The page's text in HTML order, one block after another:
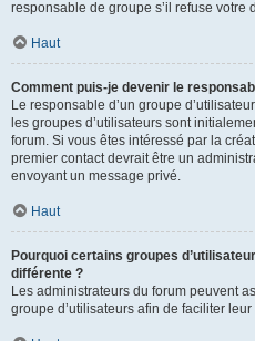
responsable de groupe s’il refuse votre
Haut
Comment puis-je devenir le
Le responsable d’un groupe
les groupes d’utilisateurs sont
forum. Si vous êtes intéressé par la
premier contact devrait être un
envoyant un message privé.
Haut
Pourquoi certains groupes
différente ?
Les administrateurs du forum peuvent
groupe d’utilisateurs afin de faciliter